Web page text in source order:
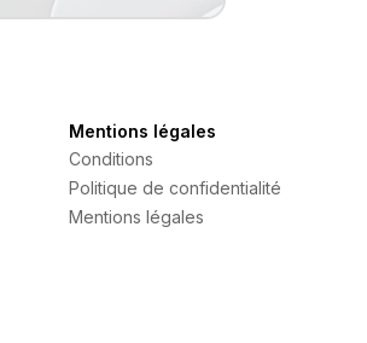
Mentions légales
Conditions
Politique de confidentialité
Mentions légales